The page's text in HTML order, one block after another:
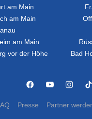
am Main
am Main
am Main
vor der Höhe
Bad
Presse Partner